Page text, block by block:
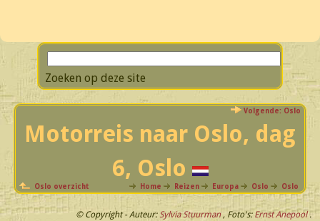
Zoeken op deze site
Volgende: Oslo
Motorreis naar Oslo, dag
6, Oslo
Oslo overzicht Home Reizen Europa Oslo Oslo
© Copyright - Auteur:Sylvia Stuurman , Foto's: Ernst Anepool .